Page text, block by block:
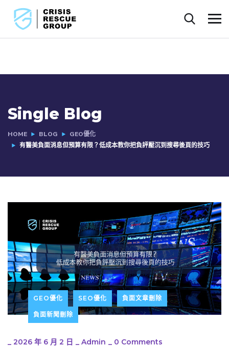
Single Blog
HOME BLOG
GEO優化
有醫美負面消息但預算有限？低成本教你把負評壓沉到搜尋後頁的技巧
GEO優化 SEO優化 負面文章刪除
負面新聞刪除
_ 2026 年 6 月 2 日 _ Admin _ 0 Comments